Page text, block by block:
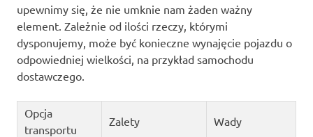
upewnimy się, że nie umknie nam żaden ważny
element. Zależnie od ilości rzeczy, którymi
dysponujemy, może być konieczne wynajęcie pojazdu o
odpowiedniej wielkości, na przykład samochodu
dostawczego.
Opcja
transportu
Zalety Wady